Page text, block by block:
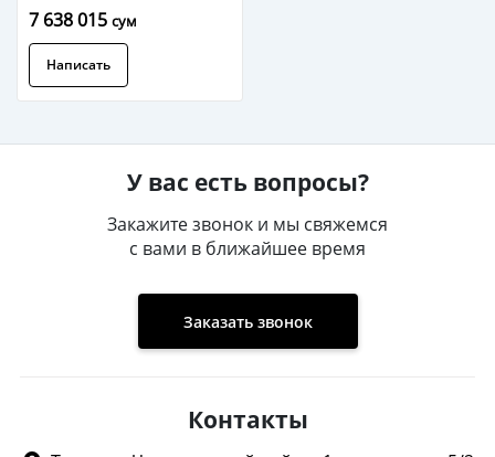
7 638 015 сум
Написать
У вас есть вопросы?
Закажите звонок и мы свяжемся
с вами в ближайшее время
Заказать звонок
Контакты